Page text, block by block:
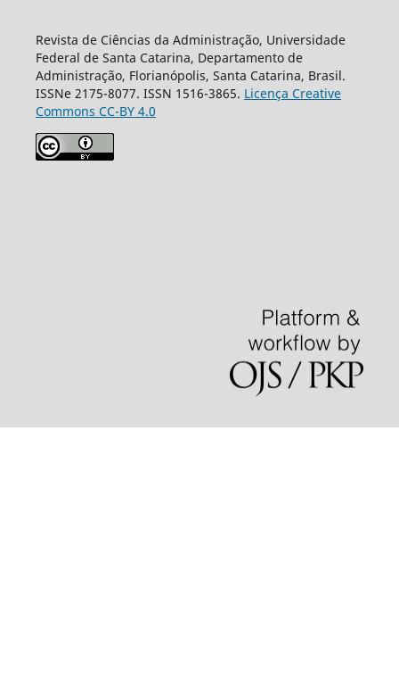
Revista de Ciências da Administração, Universidade
Federal de Santa Catarina, Departamento de
Administração, Florianópolis, Santa Catarina, Brasil.
ISSNe 2175-8077. ISSN 1516-3865. Licença Creative
Commons CC-BY 4.0